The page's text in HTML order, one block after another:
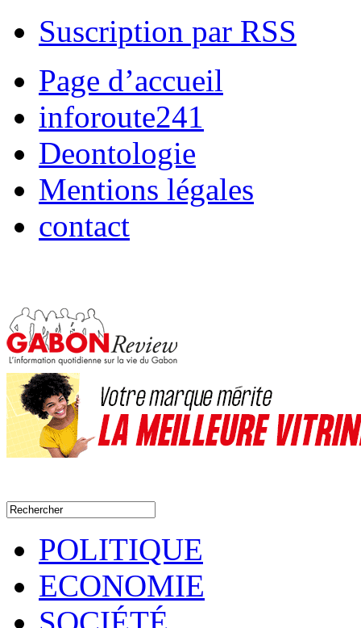
Suscription par RSS
Page d’accueil
inforoute241
Deontologie
Mentions légales
contact
POLITIQUE
ECONOMIE